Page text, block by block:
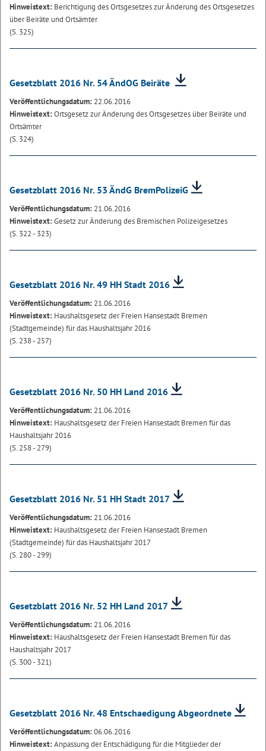
Hinweistext: Berichtigung des Ortsgesetzes zur Änderung des Ortsgesetzes
über Beiräte und Ortsämter
(S. 325)
Gesetzblatt 2016 Nr. 54 ÄndOG Beiräte
Veröffentlichungsdatum: 22.06.2016
Hinweistext:Ortsgesetz zur Änderung des Ortsgesetzes über Beiräte und
Ortsämter
(S. 324)
Gesetzblatt 2016 Nr. 53 ÄndG BremPolizeiG
Veröffentlichungsdatum: 21.06.2016
Hinweistext:Gesetz zur Änderung des Bremischen Polizeigesetzes
(S. 322 - 323)
Gesetzblatt 2016 Nr. 49 HH Stadt 2016
Veröffentlichungsdatum: 21.06.2016
Hinweistext: Haushaltsgesetz der Freien Hansestadt Bremen
(Stadtgemeinde) für das Haushaltsjahr 2016
(S. 238 - 257)
Gesetzblatt 2016 Nr. 50 HH Land 2016
Veröffentlichungsdatum: 21.06.2016
Hinweistext: Haushaltsgesetz der Freien Hansestadt Bremen für das
Haushaltsjahr 2016
(S. 258 - 279)
Gesetzblatt 2016 Nr. 51 HH Stadt 2017
Veröffentlichungsdatum: 21.06.2016
Hinweistext: Haushaltsgesetz der Freien Hansestadt Bremen
(Stadtgemeinde) für das Haushaltsjahr 2017
(S. 280 - 299)
Gesetzblatt 2016 Nr. 52 HH Land 2017
Veröffentlichungsdatum: 21.06.2016
Hinweistext: Haushaltsgesetz der Freien Hansestadt Bremen für das
Haushaltsjahr 2017
(S. 300 - 321)
Gesetzblatt 2016 Nr. 48 Entschaedigung Abgeordnete
Veröffentlichungsdatum:06.06.2016
Hinweistext:Anpassung der Entschädigung für die Mitglieder der